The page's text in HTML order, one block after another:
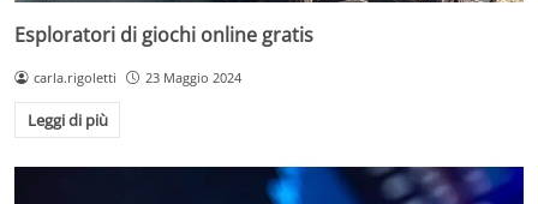
Esploratori di giochi online gratis
carla.rigoletti 23 Maggio 2024
Leggi di più